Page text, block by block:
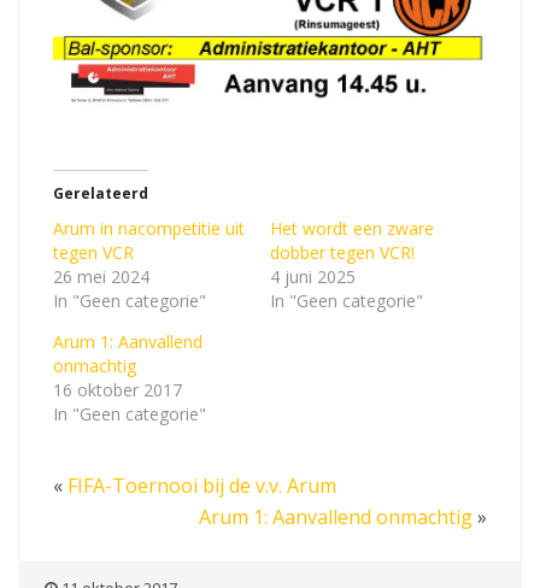
Gerelateerd
Arum in nacompetitie uit
tegen VCR
26 mei 2024
In "Geen categorie"
Het wordt een zware
dobber tegen VCR!
4 juni 2025
In "Geen categorie"
Arum 1: Aanvallend
onmachtig
16 oktober 2017
In "Geen categorie"
« FIFA-Toernooi bij de v.v. Arum
Arum 1: Aanvallend onmachtig»